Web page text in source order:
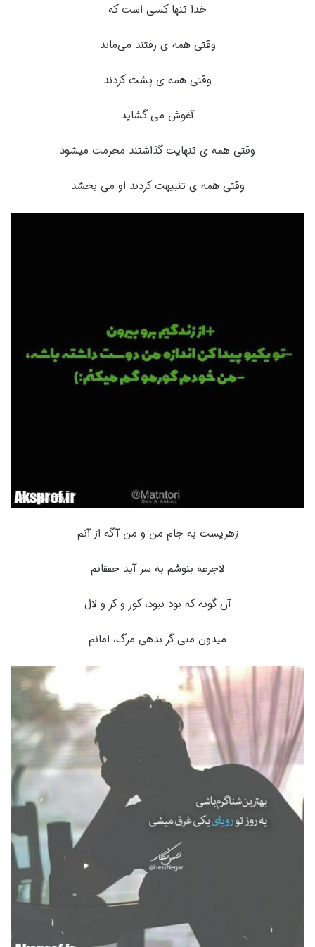
خدا تنها کسی است که
وقتی همه ی رفتند می‌ماند
وقتی همه ی پشت کردند
آغوش می گشاید
وقتی همه ی تنهایت گذاشتند محرمت میشود
وقتی همه ی تنبیهت کردند او می بخشد
زهریست به جام من و من آگه از آنم
لاجرعه بنوشم به سر آید خفقانم
آن گونه که بود نبود، کور و کر و لال
میدون منی گر بدهی مرگ، امانم